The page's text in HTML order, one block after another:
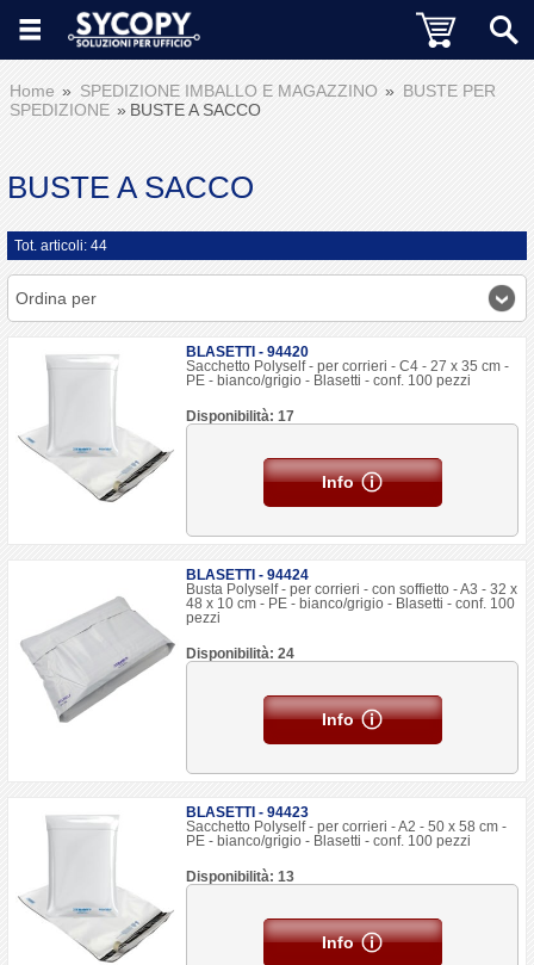
Home SPEDIZIONE IMBALLO E MAGAZZINO
BUSTE PER
SPEDIZIONE
BUSTE A SACCO
BUSTE A SACCO
Tot. articoli: 44
Ordina per
BLASETTI - 94420
Sacchetto Polyself - per corrieri - C4 - 27 x 35 cm -
PE - bianco/grigio - Blasetti - conf. 100 pezzi
Disponibilità: 17
Info
BLASETTI - 94424
Busta Polyself - per corrieri - con soffietto - A3 - 32 x
48 x 10 cm - PE - bianco/grigio - Blasetti - conf. 100
pezzi
Disponibilità: 24
Info
BLASETTI - 94423
Sacchetto Polyself - per corrieri - A2 - 50 x 58 cm -
PE - bianco/grigio - Blasetti - conf. 100 pezzi
Disponibilità: 13
Info